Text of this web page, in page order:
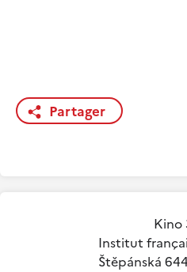
Partager
Kino
Institut
Štěpánská